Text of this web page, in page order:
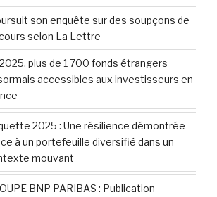
son enquête sur des soupçons de
selon La Lettre
plus de 1 700 fonds étrangers
accessibles aux investisseurs en
2025 : Une résilience démontrée
à un portefeuille diversifié dans un
mouvant
BNP PARIBAS : Publication